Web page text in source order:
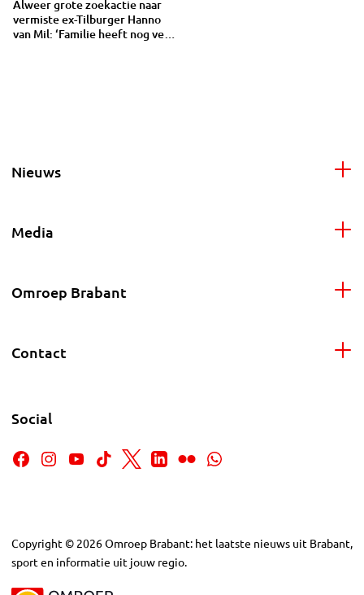
Alweer grote zoekactie naar
vermiste ex-Tilburger Hanno
van Mil: ‘Familie heeft nog veel
Nieuws
Media
Omroep Brabant
Contact
Social
Copyright © 2026Omroep Brabant: het laatste nieuws uit Brabant,
sport en informatie uit jouw regio.